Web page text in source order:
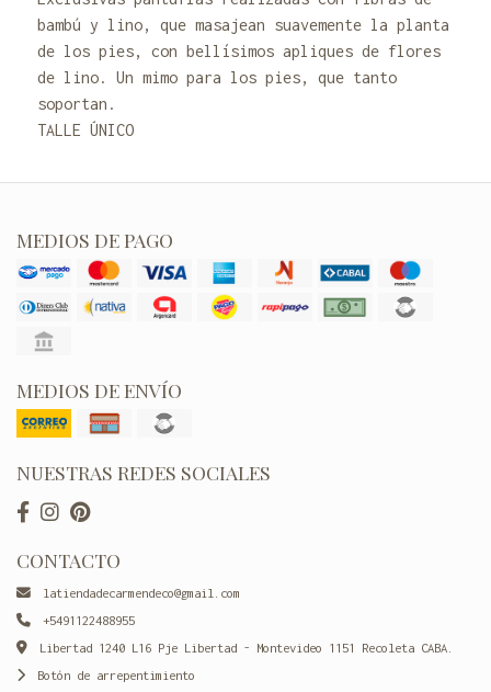
bambú y lino, que masajean suavemente la planta
de los pies, con bellísimos apliques de flores
de lino. Un mimo para los pies, que tanto
soportan.
TALLE ÚNICO
MEDIOS DE PAGO
MEDIOS DE ENVÍO
NUESTRAS REDES SOCIALES
CONTACTO
latiendadecarmendeco@gmail.com
+5491122488955
Libertad 1240 L16 Pje Libertad - Montevideo 1151 Recoleta CABA.
Botón de arrepentimiento